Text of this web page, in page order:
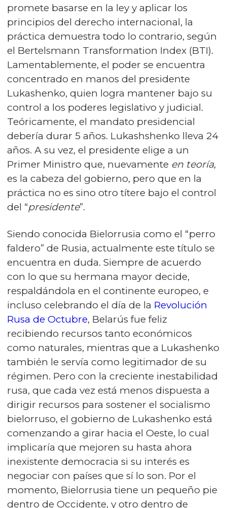
promete basarse en la ley y aplicar los
principios del derecho internacional, la
práctica demuestra todo lo contrario, según
el Bertelsmann Transformation Index (BTI).
Lamentablemente, el poder se encuentra
concentrado en manos del presidente
Lukashenko, quien logra mantener bajo su
control a los poderes legislativo y judicial.
Teóricamente, el mandato presidencial
debería durar 5 años. Lukashshenko lleva 24
años. A su vez, el presidente elige a un
Primer Ministro que, nuevamente en teoría,
es la cabeza del gobierno, pero que en la
práctica no es sino otro títere bajo el control
del “presidente”.
Siendo conocida Bielorrusia como el “perro
faldero” de Rusia, actualmente este título se
encuentra en duda. Siempre de acuerdo
con lo que su hermana mayor decide,
respaldándola en el continente europeo, e
incluso celebrando el día de la Revolución
Rusa de Octubre, Belarús fue feliz
recibiendo recursos tanto económicos
como naturales, mientras que a Lukashenko
también le servía como legitimador de su
régimen. Pero con la creciente inestabilidad
rusa, que cada vez está menos dispuesta a
dirigir recursos para sostener el socialismo
bielorruso, el gobierno de Lukashenko está
comenzando a girar hacia el Oeste, lo cual
implicaría que mejoren su hasta ahora
inexistente democracia si su interés es
negociar con países que sí lo son. Por el
momento, Bielorrusia tiene un pequeño pie
dentro de Occidente, y otro dentro de